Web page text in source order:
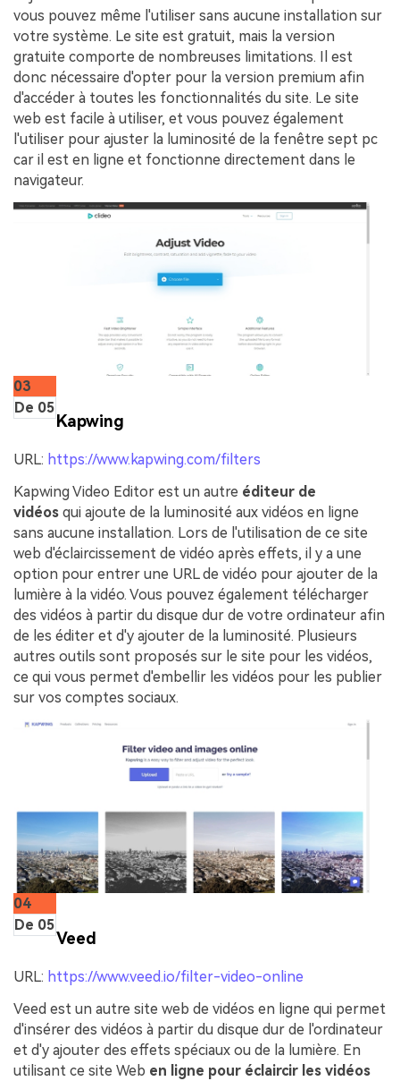
vous pouvez même l'utiliser sans aucune installation sur
votre système. Le site est gratuit, mais la version
gratuite comporte de nombreuses limitations. Il est
donc nécessaire d'opter pour la version premium afin
d'accéder à toutes les fonctionnalités du site. Le site
web est facile à utiliser, et vous pouvez également
l'utiliser pour ajuster la luminosité de la fenêtre sept pc
car il est en ligne et fonctionne directement dans le
navigateur.
03
De 05
Kapwing
URL: https://www.kapwing.com/filters
Kapwing Video Editor est un autre éditeur de
vidéos qui ajoute de la luminosité aux vidéos en ligne
sans aucune installation. Lors de l'utilisation de ce site
web d'éclaircissement de vidéo après effets, il y a une
option pour entrer une URL de vidéo pour ajouter de la
lumière à la vidéo. Vous pouvez également télécharger
des vidéos à partir du disque dur de votre ordinateur afin
de les éditer et d'y ajouter de la luminosité. Plusieurs
autres outils sont proposés sur le site pour les vidéos,
ce qui vous permet d'embellir les vidéos pour les publier
sur vos comptes sociaux.
04
De 05
Veed
URL: https://www.veed.io/filter-video-online
Veed est un autre site web de vidéos en ligne qui permet
d'insérer des vidéos à partir du disque dur de l'ordinateur
et d'y ajouter des effets spéciaux ou de la lumière. En
utilisant ce site Web en ligne pour éclaircir les vidéos